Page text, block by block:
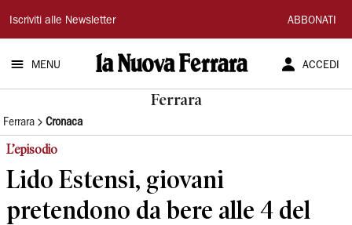
La
Nuova
Ferrara
Iscriviti alle Newsletter ABBONATI
MENU ACCEDI
Ferrara
Ferrara Cronaca
L’episodio
Lido Estensi, giovani
pretendono da bere alle 4 del